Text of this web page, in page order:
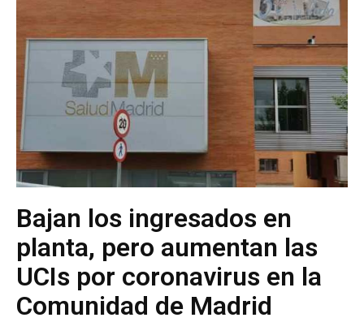
Bajan los ingresados en
planta, pero aumentan las
UCIs por coronavirus en la
Comunidad de Madrid